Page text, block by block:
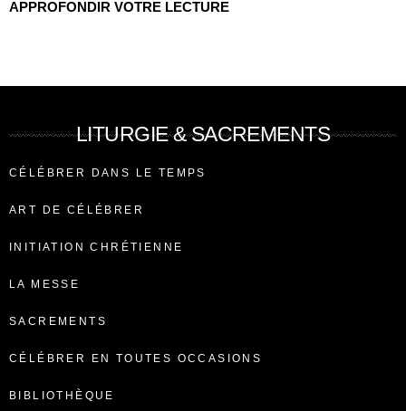
APPROFONDIR VOTRE LECTURE
LITURGIE & SACREMENTS
CÉLÉBRER DANS LE TEMPS
ART DE CÉLÉBRER
INITIATION CHRÉTIENNE
LA MESSE
SACREMENTS
CÉLÉBRER EN TOUTES OCCASIONS
BIBLIOTHÈQUE